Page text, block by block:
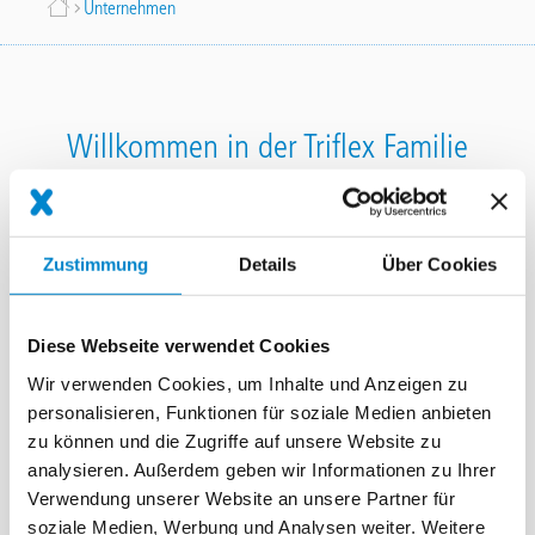
Zustimmung Details Über Cookies
Diese Webseite verwendet Cookies
Wir verwenden Cookies, um Inhalte und Anzeigen zu
personalisieren, Funktionen für soziale Medien anbieten
zu können und die Zugriffe auf unsere Website zu
analysieren. Außerdem geben wir Informationen zu Ihrer
Verwendung unserer Website an unsere Partner für
soziale Medien, Werbung und Analysen weiter. Weitere
Breadcrumb
Unternehmen
Willkommen in der Triflex Familie
Eines haben wir immer gemeinsam: Ihr Problem gelöst.
Als der führende europäische Spezialist für PMMA-
Flüssigkunststoffe haben wir eines in den letzten 40
reicht nicht, um Probleme dauerhaft zu lösen. Als
Familienunternehmen haben wir hier einen ganz
anderen Ansatz: Wir lösen Probleme immer
gemeinsam. Von unserem einzigartigen
Zusammenspiel von Ihnen als Fachhandwerker, den
Planern, unseren Mitarbeitern und natürlich unseren